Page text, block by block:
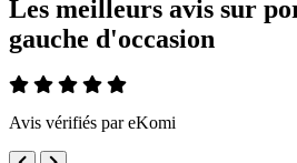
Les meilleurs avis sur
gauche d'occasion
Avis vérifiés par eKomi